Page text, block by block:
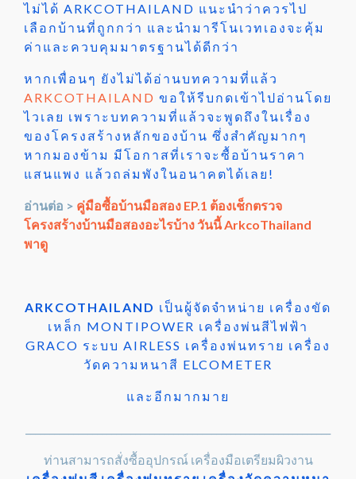
ไม่ได้ ARKCOTHAILAND แนะนำว่าควรไป
เลือกบ้านที่ถูกกว่า และนำมารีโนเวทเองจะคุ้ม
ค่าและควบคุมมาตรฐานได้ดีกว่า
หากเพื่อนๆ ยังไม่ได้อ่านบทความที่แล้ว
ARKCOTHAILAND ขอให้รีบกดเข้าไปอ่านโดย
ไวเลย เพราะบทความที่แล้วจะพูดถึงในเรื่อง
ของโครงสร้างหลักของบ้าน ซึ่งสำคัญมากๆ
หากมองข้าม มีโอกาสที่เราจะซื้อบ้านราคา
แสนแพง แล้วถล่มพังในอนาคตได้เลย!
อ่านต่อ > คู่มือซื้อบ้านมือสอง EP.1 ต้องเช็กตรวจ
โครงสร้างบ้านมือสองอะไรบ้าง วันนี้ ArkcoThailand
พาดู
ARKCOTHAILAND เป็นผู้จัดจำหน่าย เครื่องขัด
เหล็ก MONTIPOWER เครื่องพ่นสีไฟฟ้า
GRACO ระบบ AIRLESS เครื่องพ่นทราย เครื่อง
วัดความหนาสี ELCOMETER
และอีกมากมาย
ท่านสามารถสั่งซื้ออุปกรณ์ เครื่องมือเตรียมผิวงาน